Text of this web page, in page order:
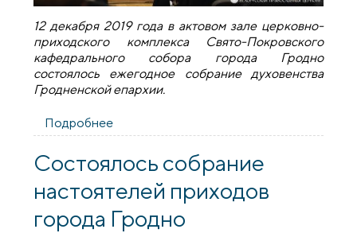
12 декабря 2019 года в актовом зале церковно-
приходского комплекса Свято-Покровского
кафедрального собора города Гродно
состоялось ежегодное собрание духовенства
Гродненской епархии.
Подробнее
духовенства Гродненской епархии
Состоялось собрание
настоятелей приходов
города Гродно